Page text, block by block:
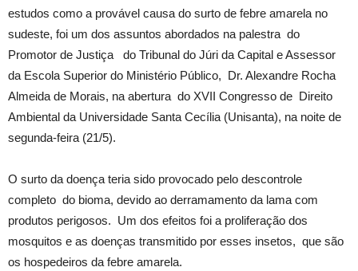
estudos como a provável causa do surto de febre amarela no
sudeste, foi um dos assuntos abordados na palestra do
Promotor de Justiça do Tribunal do Júri da Capital e Assessor
da Escola Superior do Ministério Público, Dr. Alexandre Rocha
Almeida de Morais, na abertura do XVII Congresso de Direito
Ambiental da Universidade Santa Cecília (Unisanta), na noite de
segunda-feira (21/5).
O surto da doença teria sido provocado pelo descontrole
completo do bioma, devido ao derramamento da lama com
produtos perigosos. Um dos efeitos foi a proliferação dos
mosquitos e as doenças transmitido por esses insetos, que são
os hospedeiros da febre amarela.